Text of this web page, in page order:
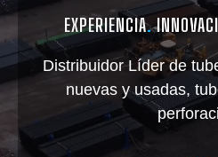
EXPERIENCIA.
Distribuidor Líder de
nuevas y usadas,